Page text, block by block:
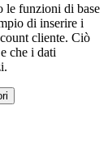
le funzioni di base
di inserire i
cliente. Ciò
che i dati